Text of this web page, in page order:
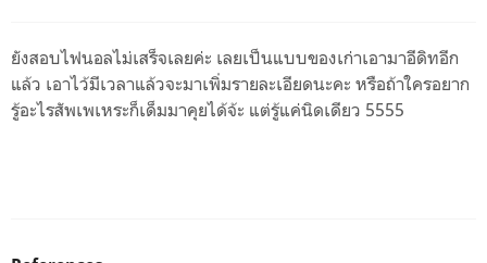
ยังสอบไฟนอลไม่เสร็จเลยค่ะ เลยเป็นแบบของเก่าเอามาอีดิทอีก
แล้ว เอาไว้มีเวลาแล้วจะมาเพิ่มรายละเอียดนะคะ หรือถ้าใครอยาก
รู้อะไรสัพเพเหระก็เด็มมาคุยได้จ้ะ แต่รู้แค่นิดเดียว 5555